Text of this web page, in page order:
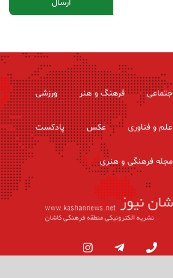
فرهنگ و هنر ورزشی
علم و فناوری عکس پادکست
مجله فرهنگی و هنری